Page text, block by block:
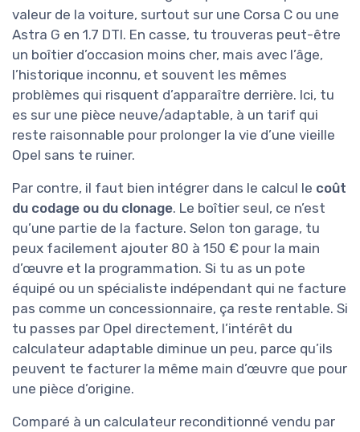
valeur de la voiture, surtout sur une Corsa C ou une
Astra G en 1.7 DTI. En casse, tu trouveras peut-être
un boîtier d’occasion moins cher, mais avec l’âge,
l’historique inconnu, et souvent les mêmes
problèmes qui risquent d’apparaître derrière. Ici, tu
es sur une pièce neuve/adaptable, à un tarif qui
reste raisonnable pour prolonger la vie d’une vieille
Opel sans te ruiner.
Par contre, il faut bien intégrer dans le calcul le coût
du codage ou du clonage. Le boîtier seul, ce n’est
qu’une partie de la facture. Selon ton garage, tu
peux facilement ajouter 80 à 150 € pour la main
d’œuvre et la programmation. Si tu as un pote
équipé ou un spécialiste indépendant qui ne facture
pas comme un concessionnaire, ça reste rentable. Si
tu passes par Opel directement, l’intérêt du
calculateur adaptable diminue un peu, parce qu’ils
peuvent te facturer la même main d’œuvre que pour
une pièce d’origine.
Comparé à un calculateur reconditionné vendu par